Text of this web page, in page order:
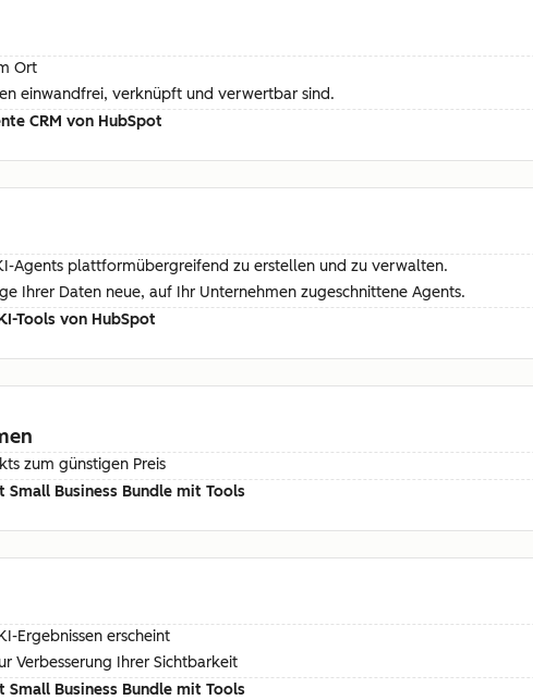
Ort
einwandfrei, verknüpft und verwertbar sind.
CRM von HubSpot
Agents plattformübergreifend zu erstellen und zu verwalten.
Ihrer Daten neue, auf Ihr Unternehmen zugeschnittene Agents.
Tools von HubSpot
zum günstigen Preis
Small Business Bundle mit Tools
Ergebnissen erscheint
Verbesserung Ihrer Sichtbarkeit
Small Business Bundle mit Tools